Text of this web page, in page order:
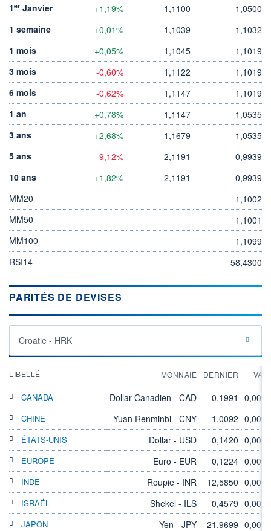
1er Janvier +1,19% 1,1100
1,0500
1 semaine
+0,01% 1,1039
1,1032
1 mois
+0,05% 1,1045
1,1019
3 mois
-0,60% 1,1122
1,1019
6 mois
-0,62% 1,1147
1,1019
1 an
+0,78% 1,1147
1,0535
3 ans
+2,68% 1,1679
1,0535
5 ans
-9,12% 2,1191
0,9939
10 ans
+1,82% 2,1191
0,9939
MM20
1,1002
MM50
1,1001
MM100
1,1099
RSI14
58,4300
PARITÉS DE DEVISES
Croatie - HRK
LIBELLÉ MONNAIE DERNIER VAR
CANADA Dollar Canadien - CAD 0,1991 0,00%
CHINE Yuan Renminbi - CNY 1,0092 0,00%
ÉTATS-UNIS Dollar - USD 0,1420 0,00%
EUROPE Euro - EUR 0,1224 0,00%
INDE Roupie - INR 12,5850 0,00%
ISRAËL Shekel - ILS 0,4579 0,00%
JAPON Yen - JPY 21,9699 0,00%